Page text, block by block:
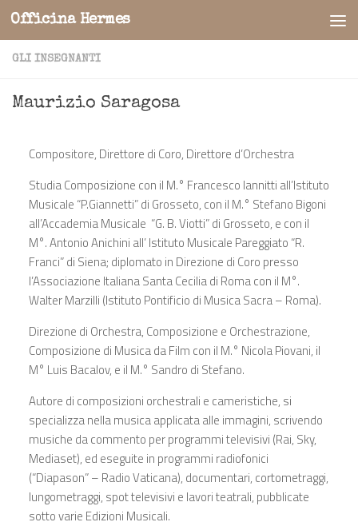
Salta al contenuto
Officina Hermes
GLI INSEGNANTI
Maurizio Saragosa
Compositore, Direttore di Coro, Direttore d’Orchestra
Studia Composizione con il M.° Francesco Iannitti all’Istituto
Musicale “P.Giannetti” di Grosseto, con il M.° Stefano Bigoni
all’Accademia Musicale “G. B. Viotti” di Grosseto, e con il
M°. Antonio Anichini all’ Istituto Musicale Pareggiato “R.
Franci” di Siena; diplomato in Direzione di Coro presso
l’Associazione Italiana Santa Cecilia di Roma con il M°.
Walter Marzilli (Istituto Pontificio di Musica Sacra – Roma).
Direzione di Orchestra, Composizione e Orchestrazione,
Composizione di Musica da Film con il M.° Nicola Piovani, il
M° Luis Bacalov, e il M.° Sandro di Stefano.
Autore di composizioni orchestrali e cameristiche, si
specializza nella musica applicata alle immagini, scrivendo
musiche da commento per programmi televisivi (Rai, Sky,
Mediaset), ed eseguite in programmi radiofonici
(“Diapason” – Radio Vaticana), documentari, cortometraggi,
lungometraggi, spot televisivi e lavori teatrali, pubblicate
sotto varie Edizioni Musicali.